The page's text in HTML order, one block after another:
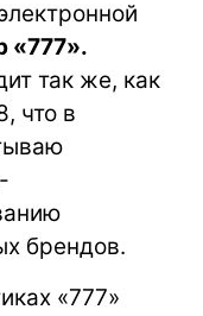
«777».
так же, как
что в
брендов.
«777»